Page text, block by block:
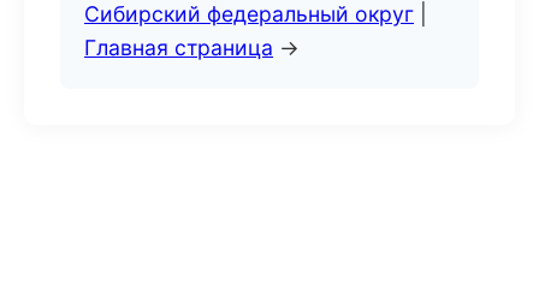
Сибирский федеральный округ
Главная страница →